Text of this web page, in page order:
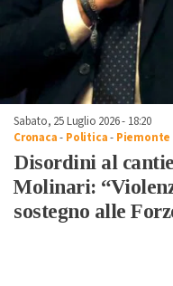
Sabato, 25 Luglio 2026 - 18:20
Cronaca- Politica- Piemonte
Disordini al
Molinari:
sostegno alle